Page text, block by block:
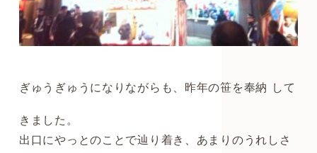
ぎゅうぎゅうになりながらも、昨年の笹を奉納 して
きました。
出口にやっとのことで辿り着き、あまりのうれしさ